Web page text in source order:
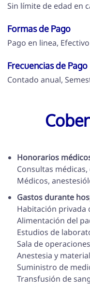
Sin límite de edad en
Formas de Pago
Pago en linea,
Frecuencias de Pago
Contado anual,
Honorarios
Consultas
Médicos,
Gastos durante
Habitación privada
Alimentación del
Estudios de
Sala de
Anestesia y
Suministro de
Transfusión de